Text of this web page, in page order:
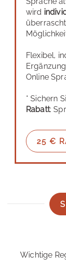
wird
Flexibel,
Online
* Sichern
Rabatt:
25 €
Wichtige